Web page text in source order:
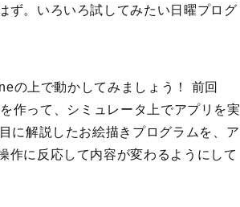
ず。いろいろ試してみたい日曜プログ
の上で動かしてみましょう！ 前回
作って、シミュレータ上でアプリを実
に解説したお絵描きプログラムを、ア
作に反応して内容が変わるようにして